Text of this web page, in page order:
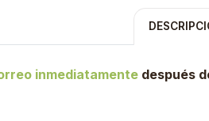
inmediatamente después